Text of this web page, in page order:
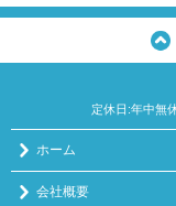
定休日:年中無
ホーム
会社概要